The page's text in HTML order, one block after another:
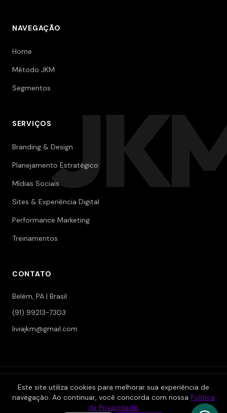
NAVEGAÇÃO
Home
Método JKM
Segmentos
SERVIÇOS
Branding & Design
Planejamento Estratégico
Mídias Sociais
Sites & Experiência Digital
Performance Marketing
Treinamentos
CONTATO
Belém, PA | Brasil
(91) 99213-7303
liviajkm@gmail.com
© 2006-2026 Jokerman — Branding & Marketing. Todos os
direitos reservados.
Política de Privacidade |Termos de Serviço Área Restrita
Este site utiliza cookies para melhorar sua experiência de
navegação. Ao continuar, você concorda com nossa Política
de Privacidade.